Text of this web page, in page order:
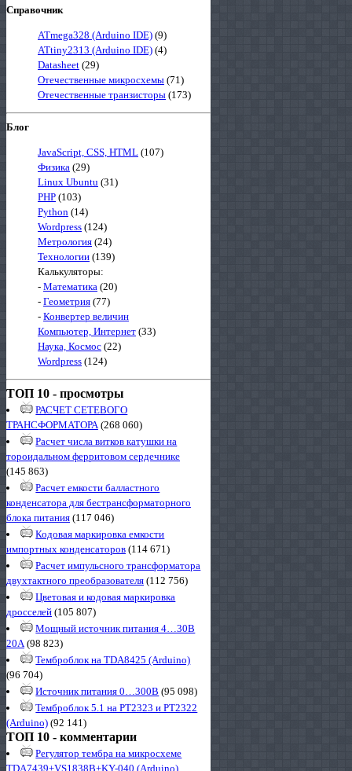
Справочник
ATmega328 (Arduino IDE) (9)
ATtiny2313 (Arduino IDE) (4)
Datasheet (29)
Отечественные микросхемы (71)
Отечественные транзисторы (173)
Блог
JavaScript, CSS, HTML (107)
Физика (29)
Linux Ubuntu (31)
PHP (103)
Python (14)
Wordpress (124)
Метрология (24)
Технологии (139)
Калькуляторы:
- Математика (20)
- Геометрия (77)
- Конвертер величин
Компьютер, Интернет (33)
Наука, Космос (22)
Wordpress (124)
ТОП 10 - просмотры
РАСЧЕТ СЕТЕВОГО
ТРАНСФОРМАТОРА(268 060)
Расчет числа витков катушки на
тороидальном ферритовом сердечнике
(145 863)
Расчет емкости балластного
конденсатора для бестрансформаторного
блока питания (117 046)
Кодовая маркировка емкости
импортных конденсаторов (114 671)
Расчет импульсного трансформатора
двухтактного преобразователя (112 756)
Цветовая и кодовая маркировка
дросселей (105 807)
Мощный источник питания 4…30В
20А(98 823)
Темброблок на TDA8425 (Arduino)
(96 704)
Источник питания 0…300В (95 098)
Темброблок 5.1 на PT2323 и PT2322
(Arduino) (92 141)
ТОП 10 - комментарии
Регулятор тембра на микросхеме
TDA7439+VS1838B+KY-040 (Arduino)